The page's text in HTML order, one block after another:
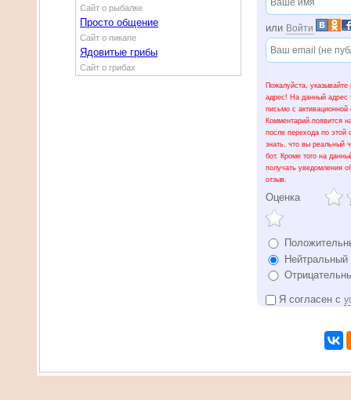
Сайт о рыбалке
Просто общение
Сайт о пикапе
Ядовитые грибы
Сайт о грибах
или Войти
Пожалуйста,
адрес! На данный адрес
письмо с активационной
Комментарий появится
после перехода по
знать, что вы реальный
бот. Кроме того на
получать уведомления
отзыв.
Оценка
Нейтральный
Я согласен с